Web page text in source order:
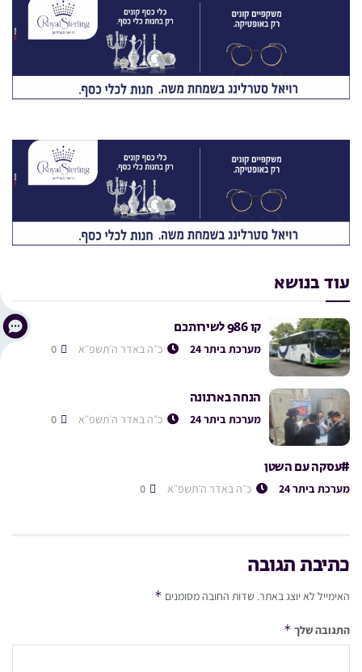
עוד בנושא
קו 986 לשירותכם
מערכת ביתר 24 כ״ה באדר ה׳תשפ״א
הנחה בארנונה
מערכת ביתר 24 כ״ה באדר ה׳תשפ״א
#עסקה עם השטן
מערכת ביתר 24 כ״ה באדר ה׳תשפ״א
כתיבת תגובה
האימייל לא יוצג באתר. שדות החובה מסומנים *
התגובה שלך *